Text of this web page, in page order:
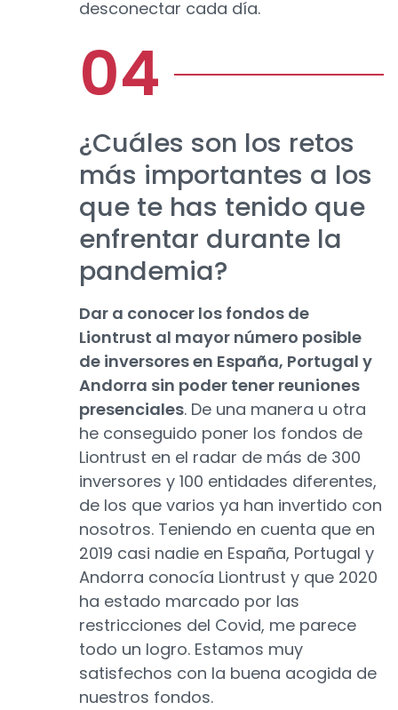
desconectar cada día.
¿Cuáles son los retos
más importantes a los
que te has tenido que
enfrentar durante la
pandemia?
Dar a conocer los fondos de
Liontrust al mayor número posible
de inversores en España, Portugal y
Andorra sin poder tener reuniones
presenciales. De una manera u otra
he conseguido poner los fondos de
Liontrust en el radar de más de 300
inversores y 100 entidades diferentes,
de los que varios ya han invertido con
nosotros. Teniendo en cuenta que en
2019 casi nadie en España, Portugal y
Andorra conocía Liontrust y que 2020
ha estado marcado por las
restricciones del Covid, me parece
todo un logro. Estamos muy
satisfechos con la buena acogida de
nuestros fondos.